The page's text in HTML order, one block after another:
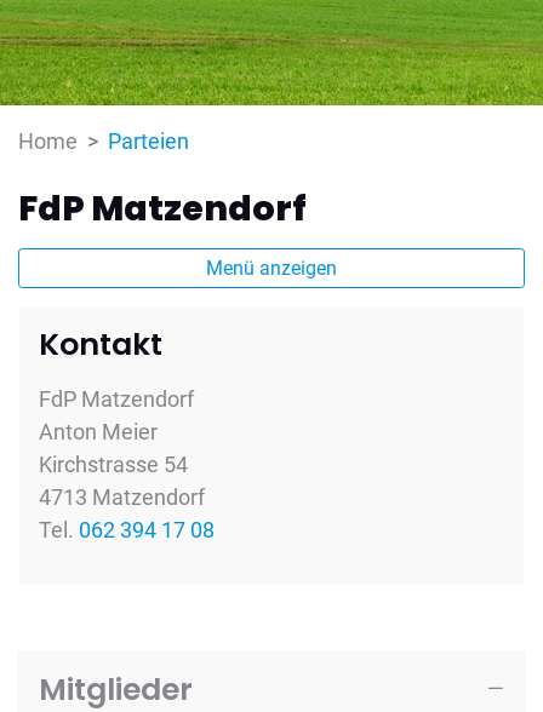
Home Parteien
FdP Matzendorf
Menü anzeigen
Kontakt
FdP Matzendorf
Anton Meier
Kirchstrasse 54
4713 Matzendorf
Tel. 062 394 17 08
Mitglieder